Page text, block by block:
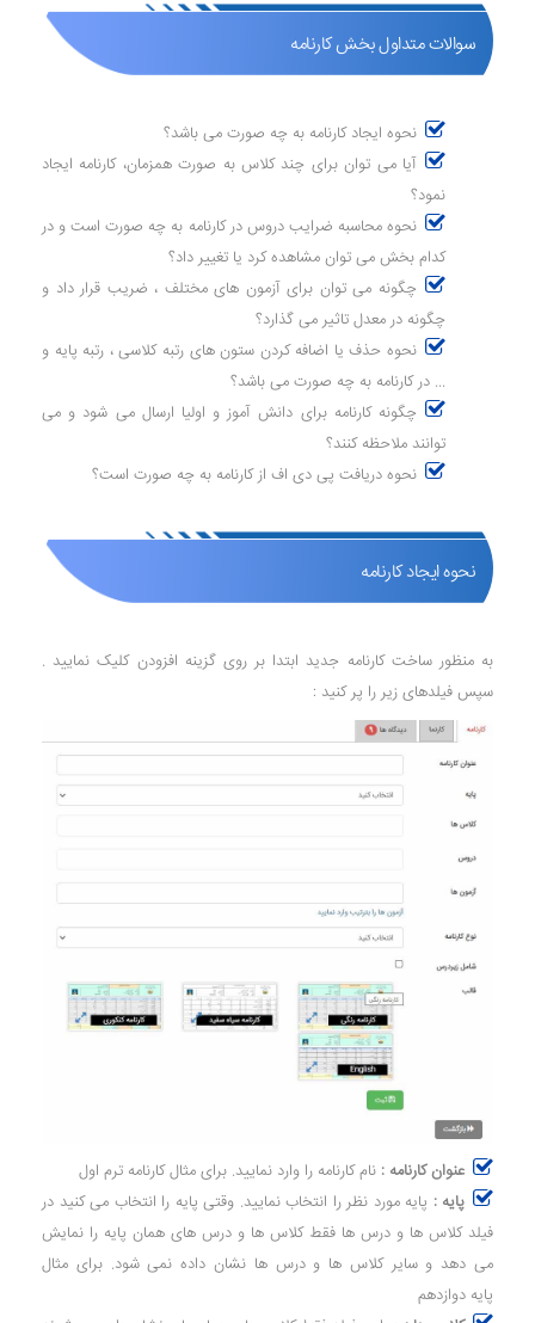
سوالات متداول بخش کارنامه
نحوه ایجاد کارنامه به چه صورت می باشد؟
آیا می توان برای چند کلاس به صورت همزمان، کارنامه ایجاد
نمود؟
نحوه محاسبه ضرایب دروس در کارنامه به چه صورت است و در
کدام بخش می توان مشاهده کرد یا تغییر داد؟
چگونه می توان برای آزمون های مختلف ، ضریب قرار داد و
چگونه در معدل تاثیر می گذارد؟
نحوه حذف یا اضافه کردن ستون های رتبه کلاسی ، رتبه پایه و
... در کارنامه به چه صورت می باشد؟
چگونه کارنامه برای دانش آموز و اولیا ارسال می شود و می
توانند ملاحظه کنند؟
نحوه دریافت پی دی اف از کارنامه به چه صورت است؟
نحوه ایجاد کارنامه
به منظور ساخت کارنامه جدید ابتدا بر روی گزینه افزودن کلیک نمایید .
سپس فیلدهای زیر را پر کنید :
عنوان کارنامه : نام کارنامه را وارد نمایید. برای مثال کارنامه ترم اول
پایه : پایه مورد نظر را انتخاب نمایید. وقتی پایه را انتخاب می کنید در
فیلد کلاس ها و درس ها فقط کلاس ها و درس های همان پایه را نمایش
می دهد و سایر کلاس ها و درس ها نشان داده نمی شود. برای مثال
پایه دوازدهم